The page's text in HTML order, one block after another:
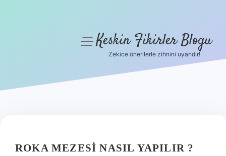
Hakkımızda
menüyüKeskin Fikirler Blogu
Zekice önerilerle zihnini uyandır!
ROKA MEZESI NASIL YAPILIR ?